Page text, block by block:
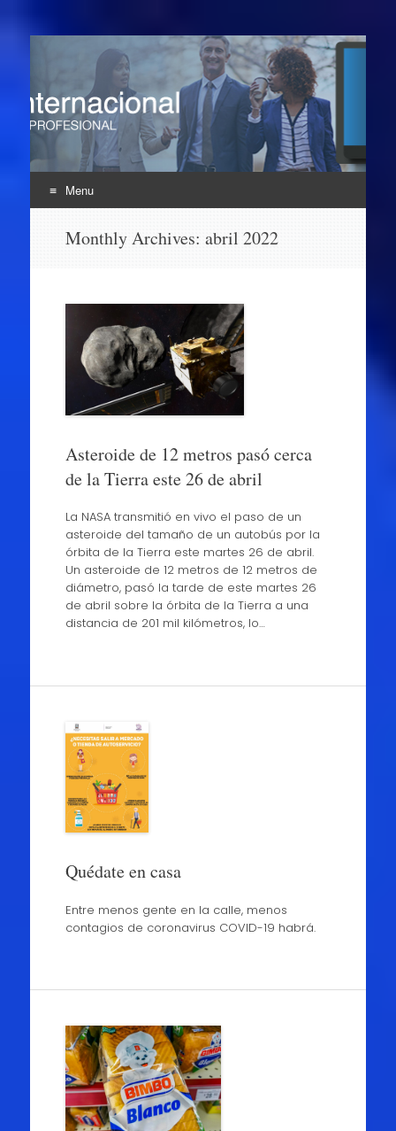
Enlace Profesional
UNINTER
Menu
Monthly Archives: abril 2022
Asteroide de 12 metros pasó cerca
de la Tierra este 26 de abril
La NASA transmitió en vivo el paso de un
asteroide del tamaño de un autobús por la
órbita de la Tierra este martes 26 de abril.
Un asteroide de 12 metros de 12 metros de
diámetro, pasó la tarde de este martes 26
de abril sobre la órbita de la Tierra a una
distancia de 201 mil kilómetros, lo…
Quédate en casa
Entre menos gente en la calle, menos
contagios de coronavirus COVID-19 habrá.